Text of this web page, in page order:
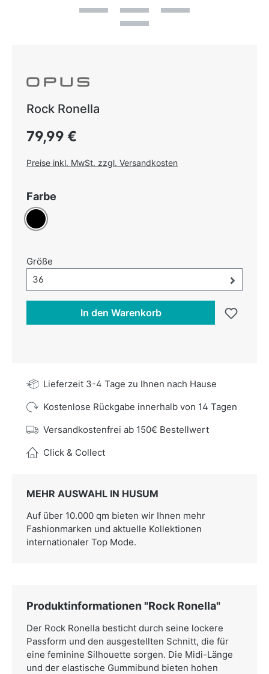
Rock Ronella
Regulärer Preis:
79,99 €
Preise inkl. MwSt. zzgl. Versandkosten
Farbe
Schwarz
Größe
Größe-Auswahl öffnen, aktuell ausgewählt:
36
In den Warenkorb
Lieferzeit 3-4 Tage zu Ihnen nach Hause
Kostenlose Rückgabe innerhalb von 14 Tagen
Versandkostenfrei ab 150€ Bestellwert
Click & Collect
MEHR AUSWAHL IN HUSUM
Auf über 10.000 qm bieten wir Ihnen mehr
Fashionmarken und aktuelle Kollektionen
internationaler Top Mode.
Produktinformationen "Rock Ronella"
Der Rock Ronella besticht durch seine lockere
Passform und den ausgestellten Schnitt, die für
eine feminine Silhouette sorgen. Die Midi-Länge
und der elastische Gummibund bieten hohen